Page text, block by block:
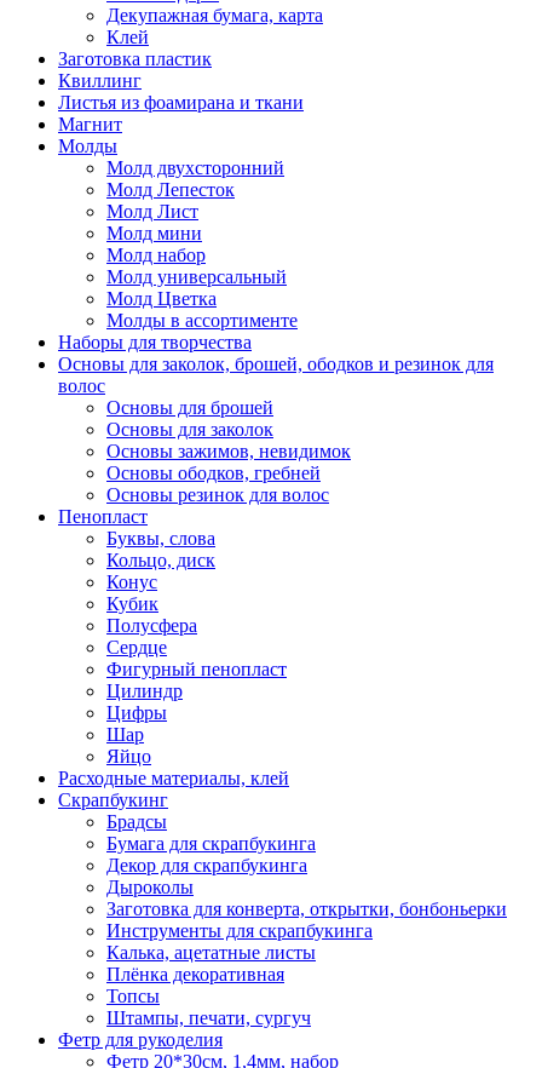
Декупажная бумага, карта
Клей
Заготовка пластик
Квиллинг
Листья из фоамирана и ткани
Магнит
Молды
Молд двухсторонний
Молд Лепесток
Молд Лист
Молд мини
Молд набор
Молд универсальный
Молд Цветка
Молды в ассортименте
Наборы для творчества
Основы для заколок, брошей, ободков и резинок для
волос
Основы для брошей
Основы для заколок
Основы зажимов, невидимок
Основы ободков, гребней
Основы резинок для волос
Пенопласт
Буквы, слова
Кольцо, диск
Конус
Кубик
Полусфера
Сердце
Фигурный пенопласт
Цилиндр
Цифры
Шар
Яйцо
Расходные материалы, клей
Скрапбукинг
Брадсы
Бумага для скрапбукинга
Декор для скрапбукинга
Дыроколы
Заготовка для конверта, открытки, бонбоньерки
Инструменты для скрапбукинга
Калька, ацетатные листы
Плёнка декоративная
Топсы
Штампы, печати, сургуч
Фетр для рукоделия
Фетр 20*30см, 1,4мм, набор